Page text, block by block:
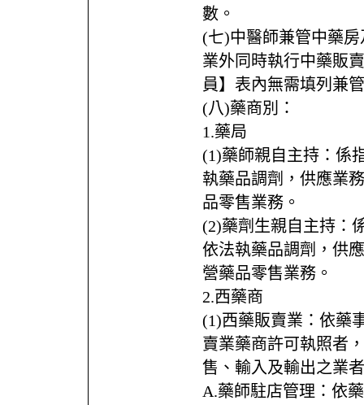
數。
(七)中醫師兼管中藥
業外同時執行中藥販
員】表內無需填列兼
(八)藥商別：
1.藥局
(1)藥師親自主持：係
執藥品調劑，供應業
品零售業務。
(2)藥劑生親自主持：
依法執藥品調劑，供
營藥品零售業務。
2.西藥商
(1)西藥販賣業：依藥
賣業藥商許可執照者
售、輸入及輸出之業
A.藥師駐店管理：依